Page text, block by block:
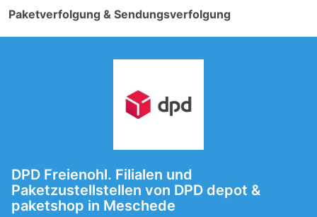
Paketverfolgung & Sendungsverfolgung
DPD Freienohl. Filialen und
Paketzustellstellen von DPD depot &
paketshop in Meschede